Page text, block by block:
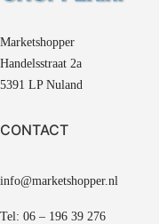
Marketshopper
Handelsstraat 2a
5391 LP Nuland
CONTACT
info@marketshopper.nl
Tel: 06 – 196 39 276